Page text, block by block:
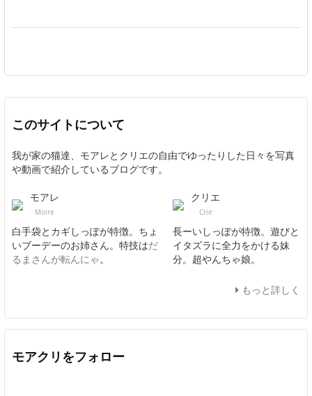
このサイトについて
我が家の猫達、モアレとクリエの自由でゆったりした日々を写真
や動画で紹介しているブログです。
モアレ
Moire
白手袋とカギしっぽが特徴。ちょ
いブーデーのお姉さん。特技はだ
るまさんが転んにゃ。
クリエ
Crie
長ーいしっぽが特徴。遊びと
イタズラに全力をかける妹
分。超やんちゃ娘。
もっと詳しく
モアクリをフォロー